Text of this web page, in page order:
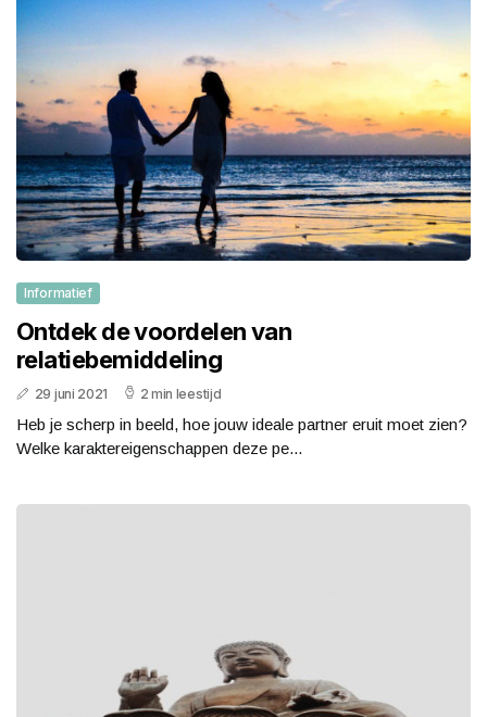
Informatief
Ontdek de voordelen van
relatiebemiddeling
29 juni 2021 2 min leestijd
Heb je scherp in beeld, hoe jouw ideale partner eruit moet zien?
Welke karaktereigenschappen deze pe...